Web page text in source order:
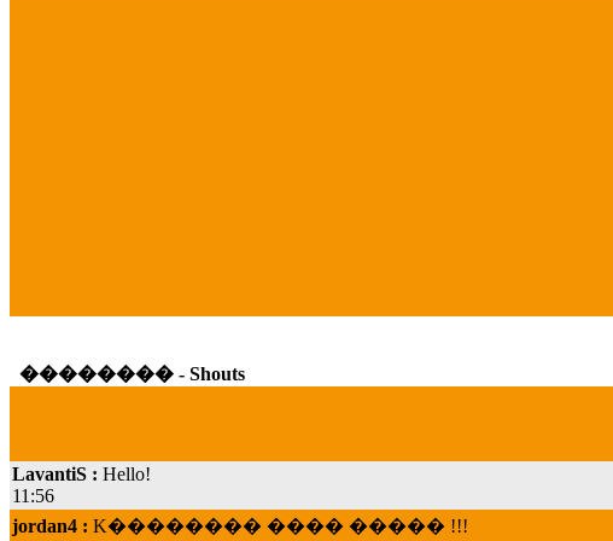
�������� - Shouts
11:56
jordan4 :K�������� ���� ����� !!!
19:45